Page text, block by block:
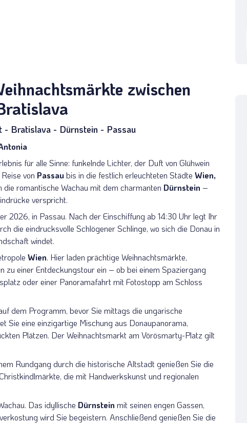
zwischen
- Bratislava - Dürnstein - Passau
für alle Sinne: funkelnde Lichter, der Duft von Glühwein
von Passaubis in die festlich erleuchteten Städte Wien,
die romantische Wachau mit dem charmanten Dürnstein –
verspricht.
2026, in Passau. Nach der Einschiffung ab 14:30 Uhr legt Ihr
die eindrucksvolle Schlögener Schlinge, wo sich die Donau in
windet.
Wien. Hier laden prächtige Weihnachtsmärkte,
zu einer Entdeckungstour ein – ob bei einem Spaziergang
oder einer Panoramafahrt mit Fotostopp am Schloss
dem Programm, bevor Sie mittags die ungarische
Sie eine einzigartige Mischung aus Donaupanorama,
Plätzen. Der Weihnachtsmarkt am Vörösmarty-Platz gilt
Rundgang durch die historische Altstadt genießen Sie die
die mit Handwerkskunst und regionalen
Das idyllische Dürnstein mit seinen engen Gassen,
wird Sie begeistern. Anschließend genießen Sie die